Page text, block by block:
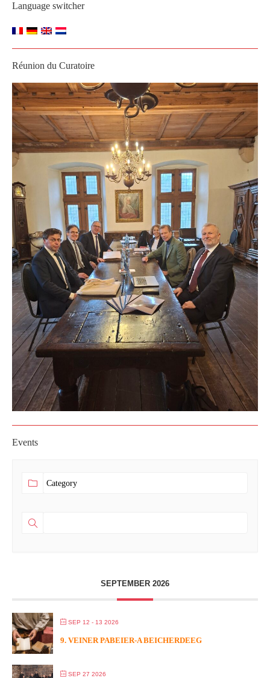
Language switcher
Réunion du Curatoire
Events
SEPTEMBER 2026
SEP 12 - 13 2026
9. VEINER PABEIER-A BEICHERDEEG
SEP 27 2026